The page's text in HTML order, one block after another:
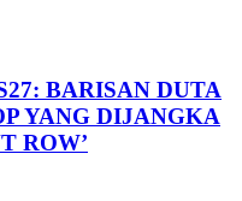
BARISAN DUTA
YANG DIJANGKA
ROW’